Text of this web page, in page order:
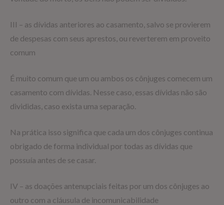
III – as dívidas anteriores ao casamento, salvo se provierem
de despesas com seus aprestos, ou reverterem em proveito
comum
É muito comum que um ou ambos os cônjuges comecem um
casamento com dívidas. Nesse caso, essas dívidas não são
divididas, caso exista uma separação.
Na prática isso significa que cada um dos cônjuges continua
obrigado de forma individual por todas as dívidas que
possuía antes de se casar.
IV – as doações antenupciais feitas por um dos cônjuges ao
outro com a cláusula de incomunicabilidade